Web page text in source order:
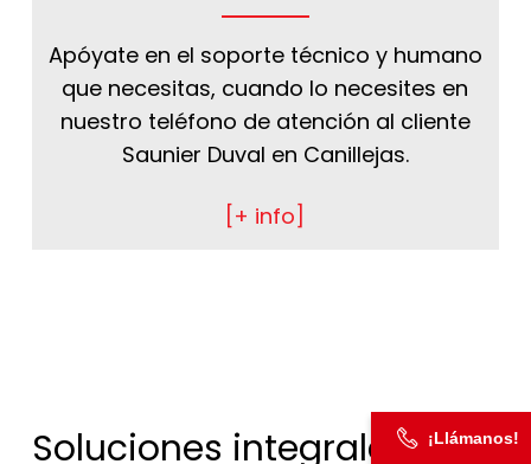
Apóyate en el soporte técnico y humano
que necesitas, cuando lo necesites en
nuestro teléfono de atención al cliente
Saunier Duval en Canillejas.
[+ info]
Soluciones integrales ¡Llámanos!